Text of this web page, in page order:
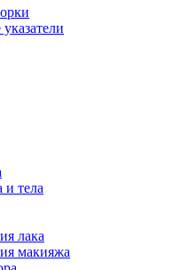
и тела
лака
макияжа